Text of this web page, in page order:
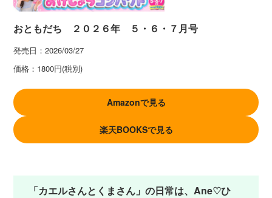
おともだち ２０２６年 ５・６・７月号
発売日：2026/03/27
価格： 1800円(税別)
Amazonで見る
楽天BOOKSで見る
「カエルさんとくまさん」の日常は、Ane♡ひ